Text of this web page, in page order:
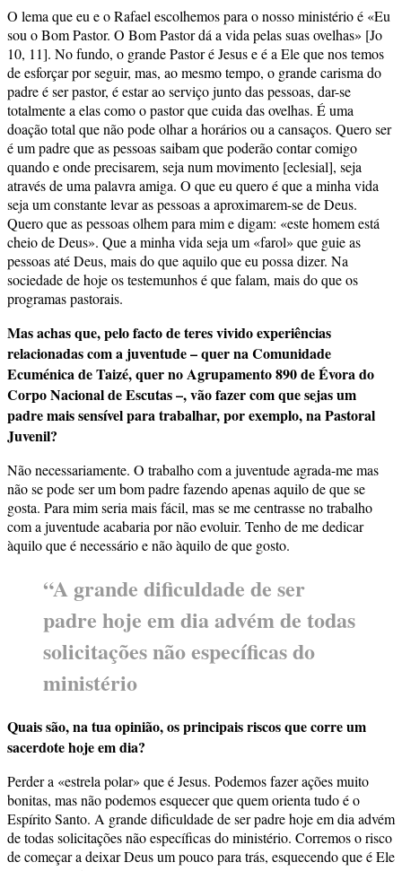
O lema que eu e o Rafael escolhemos para o nosso ministério é «Eu
sou o Bom Pastor. O Bom Pastor dá a vida pelas suas ovelhas» [Jo
10, 11]. No fundo, o grande Pastor é Jesus e é a Ele que nos temos
de esforçar por seguir, mas, ao mesmo tempo, o grande carisma do
padre é ser pastor, é estar ao serviço junto das pessoas, dar-se
totalmente a elas como o pastor que cuida das ovelhas. É uma
doação total que não pode olhar a horários ou a cansaços. Quero ser
é um padre que as pessoas saibam que poderão contar comigo
quando e onde precisarem, seja num movimento [eclesial], seja
através de uma palavra amiga. O que eu quero é que a minha vida
seja um constante levar as pessoas a aproximarem-se de Deus.
Quero que as pessoas olhem para mim e digam: «este homem está
cheio de Deus». Que a minha vida seja um «farol» que guie as
pessoas até Deus, mais do que aquilo que eu possa dizer. Na
sociedade de hoje os testemunhos é que falam, mais do que os
programas pastorais.
Mas achas que, pelo facto de teres vivido experiências
relacionadas com a juventude – quer na Comunidade
Ecuménica de Taizé, quer no Agrupamento 890 de Évora do
Corpo Nacional de Escutas –, vão fazer com que sejas um
padre mais sensível para trabalhar, por exemplo, na Pastoral
Juvenil?
Não necessariamente. O trabalho com a juventude agrada-me mas
não se pode ser um bom padre fazendo apenas aquilo de que se
gosta. Para mim seria mais fácil, mas se me centrasse no trabalho
com a juventude acabaria por não evoluir. Tenho de me dedicar
àquilo que é necessário e não àquilo de que gosto.
“A grande dificuldade de ser
padre hoje em dia advém de todas
solicitações não específicas do
ministério
Quais são, na tua opinião, os principais riscos que corre um
sacerdote hoje em dia?
Perder a «estrela polar» que é Jesus. Podemos fazer ações muito
bonitas, mas não podemos esquecer que quem orienta tudo é o
Espírito Santo. A grande dificuldade de ser padre hoje em dia advém
de todas solicitações não específicas do ministério. Corremos o risco
de começar a deixar Deus um pouco para trás, esquecendo que é Ele